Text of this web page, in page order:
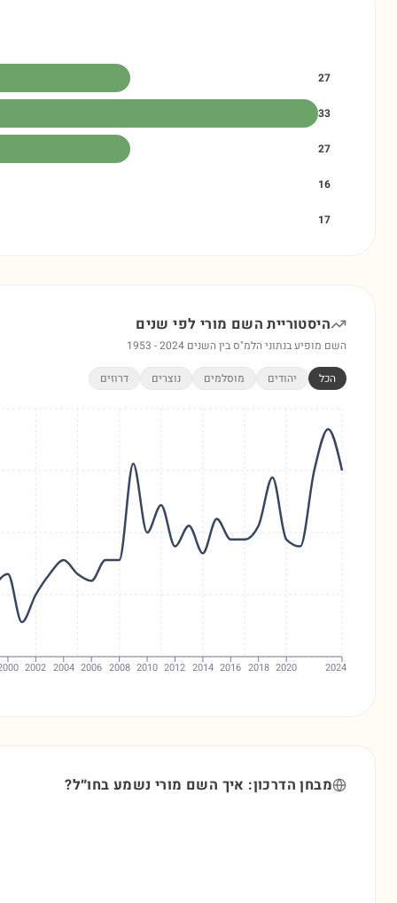
27
33
27
16
17
היסטוריית השם מורי לפי שנים
השם מופיע בנתוני הלמ"ס בין השנים 1953 -2024
הכל יהודים מוסלמים נוצרים דרוזים
2002 2004 2006 2008 2010 2012 2014 2016 2018 2020 2024
מבחן הדרכון: איך השם מורי נשמע בחו״ל?